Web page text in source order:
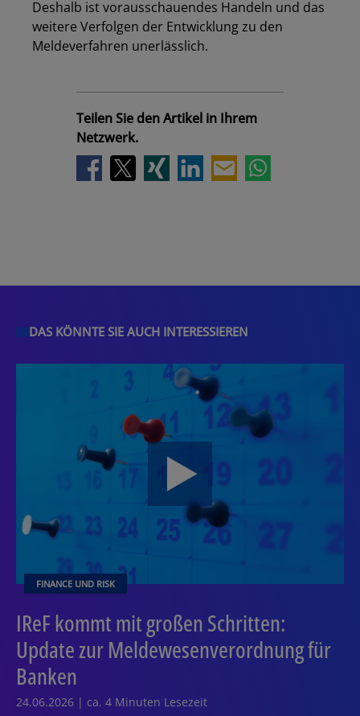
Deshalb ist vorausschauendes Handeln und das
weitere Verfolgen der Entwicklung zu den
Meldeverfahren unerlässlich.
Teilen Sie den Artikel in Ihrem
Netzwerk.
DAS KÖNNTE SIE AUCH INTERESSIEREN
FINANCE UND RISK
IReF kommt mit großen Schritten:
Update zur Meldewesenverordnung für
Banken
24.06.2026 | ca. 4 Minuten Lesezeit